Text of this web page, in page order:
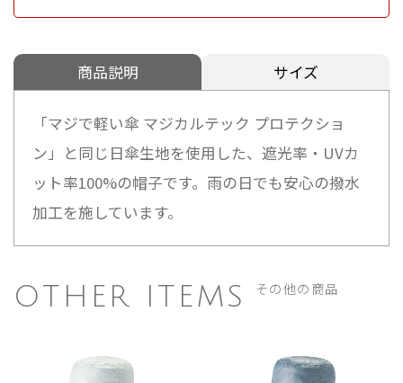
商品説明 サイズ
「マジで軽い傘 マジカルテック プロテクショ
ン」と同じ日傘生地を使用した、遮光率・UVカ
ット率100%の帽子です。雨の日でも安心の撥水
加工を施しています。
OTHER ITEMS その他の商品